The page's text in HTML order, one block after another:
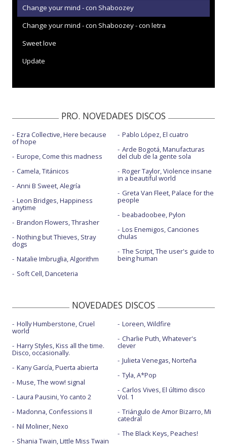
Change your mind - con Shaboozey
Change your mind - con Shaboozey - con letra
Sweet love
Update
PRO. NOVEDADES DISCOS
Ezra Collective, Here because
of hope
Europe, Come this madness
Camela, Titánicos
Anni B Sweet, Alegría
Leon Bridges, Happiness
anytime
Brandon Flowers, Thrasher
Nothing but Thieves, Stray
dogs
Natalie Imbruglia, Algorithm
Soft Cell, Danceteria
Pablo López, El cuatro
Arde Bogotá, Manufacturas
del club de la gente sola
Roger Taylor, Violence insane
in a beautiful world
Greta Van Fleet, Palace for the
people
beabadoobee, Pylon
Los Enemigos, Canciones
chulas
The Script, The user's guide to
being human
NOVEDADES DISCOS
Holly Humberstone, Cruel
world
Harry Styles, Kiss all the time.
Disco, occasionally.
Kany García, Puerta abierta
Muse, The wow! signal
Laura Pausini, Yo canto 2
Madonna, Confessions II
Nil Moliner, Nexo
Shania Twain, Little Miss Twain
Loreen, Wildfire
Charlie Puth, Whatever's
clever
Julieta Venegas, Norteña
Tyla, A*Pop
Carlos Vives, El último disco
Vol. 1
Triángulo de Amor Bizarro, Mi
catedral
The Black Keys, Peaches!